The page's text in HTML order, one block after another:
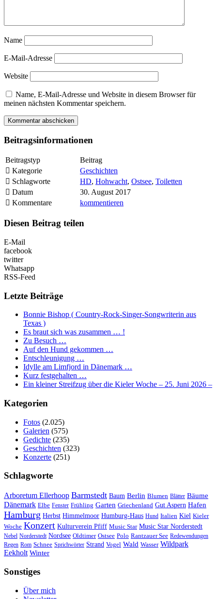
Name
E-Mail-Adresse
Website
Name, E-Mail-Adresse und Website in diesem Browser für
meinen nächsten Kommentar speichern.
Beitragsinformationen
Beitragstyp
Beitrag
Kategorie
Geschichten
Schlagworte
HD, Hohwacht, Ostsee, Toiletten
Datum
30. August 2017
Kommentare
kommentieren
Diesen Beitrag teilen
E-Mail
facebook
twitter
Whatsapp
RSS-Feed
Letzte Beiträge
Bonnie Bishop ( Country-Rock-Singer-Songwriterin aus
Texas )
Es braut sich was zusammen … !
Zu Besuch …
Auf den Hund gekommen …
Entschleunigung …
Idylle am Limfjord in Dänemark …
Kurz festgehalten …
Ein kleiner Streifzug über die Kieler Woche – 25. Juni 2026 –
Kategorien
Fotos (2.025)
Galerien (575)
Gedichte (235)
Geschichten (323)
Konzerte (251)
Schlagworte
Arboretum Ellerhoop Barmstedt Baum Berlin Blumen Blätter Bäume
Dänemark Elbe Fenster Frühling Garten Griechenland Gut Aspern Hafen
Hamburg Herbst Himmelmoor Humburg-Haus Hund Italien Kiel Kieler
Woche Konzert Kulturverein Pfiff Music Star Music Star Norderstedt
Nebel Norderstedt Nordsee Oldtimer Ostsee Polo Rantzauer See Redewendungen
Regen Rom Schnee Sprichwörter Strand Vogel Wald Wasser Wildpark
Eekholt Winter
Sonstiges
Über mich